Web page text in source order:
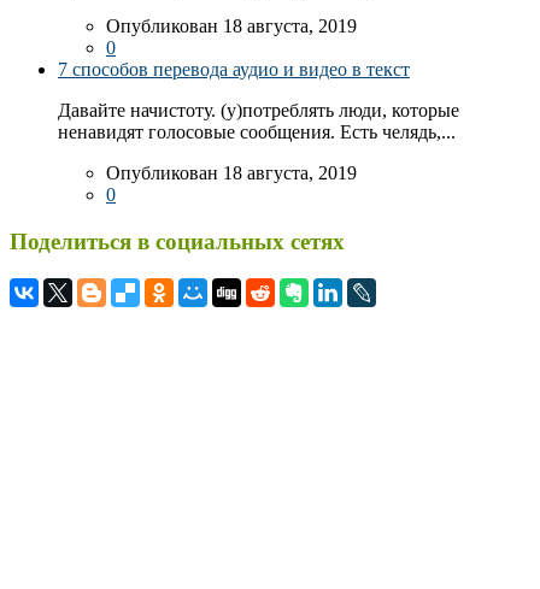
Опубликован 18 августа, 2019
0
7 способов перевода аудио и видео в текст
Давайте начистоту. (у)потреблять люди, которые
ненавидят голосовые сообщения. Есть челядь,...
Опубликован 18 августа, 2019
0
Поделиться в социальных сетях